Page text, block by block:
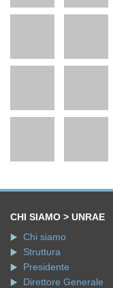
CHI SIAMO > UNRAE
Chi siamo
Struttura
Presidente
Direttore Generale